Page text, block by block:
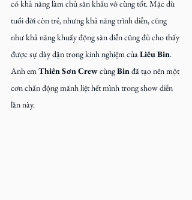
có khả năng làm chủ sân khấu vô cùng tốt. Mặc dù
tuổi đời còn trẻ, nhưng khả năng trình diễn, cũng
như khả năng khuấy động sàn diễn cũng đủ cho thấy
được sự dày dặn trong kinh nghiệm của Liêu Bin.
Anh em Thiên Sơn Crew cùng Bin đã tạo nên một
cơn chấn động mãnh liệt hết mình trong show diễn
lần này.